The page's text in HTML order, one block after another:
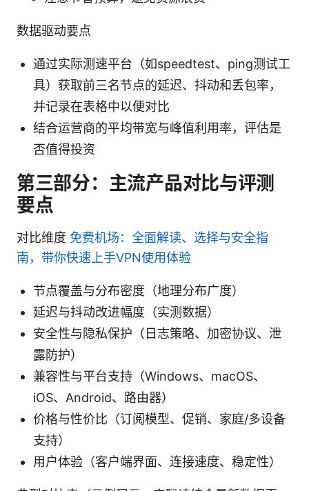
数据驱动要点
通过实际测速平台（如speedtest、ping测试工
具）获取前三名节点的延迟、抖动和丢包率，
并记录在表格中以便对比
结合运营商的平均带宽与峰值利用率，评估是
否值得投资
第三部分：主流产品对比与评测
要点
对比维度 免费机场：全面解读、选择与安全指
南，带你快速上手VPN使用体验
节点覆盖与分布密度（地理分布广度）
延迟与抖动改进幅度（实测数据）
安全性与隐私保护（日志策略、加密协议、泄
露防护）
兼容性与平台支持（Windows、macOS、
iOS、Android、路由器）
价格与性价比（订阅模型、促销、家庭/多设备
支持）
用户体验（客户端界面、连接速度、稳定性）